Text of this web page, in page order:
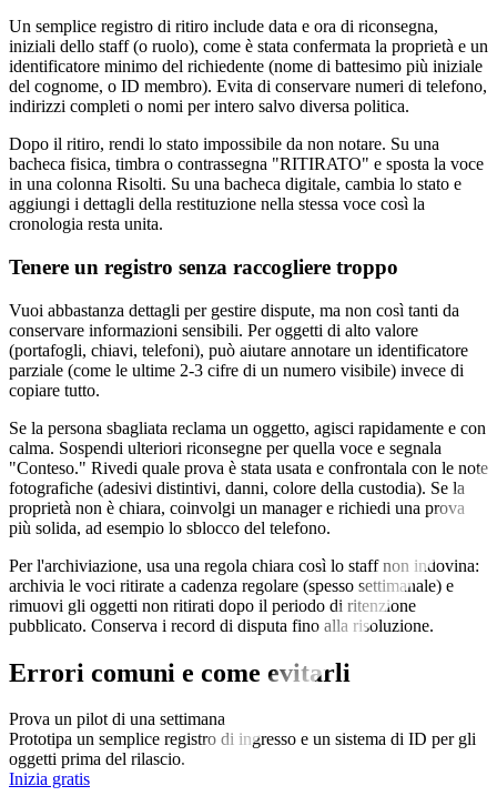
Un semplice registro di ritiro include data e ora di riconsegna,
iniziali dello staff (o ruolo), come è stata confermata la proprietà e un
identificatore minimo del richiedente (nome di battesimo più iniziale
del cognome, o ID membro). Evita di conservare numeri di telefono,
indirizzi completi o nomi per intero salvo diversa politica.
Dopo il ritiro, rendi lo stato impossibile da non notare. Su una
bacheca fisica, timbra o contrassegna "RITIRATO" e sposta la voce
in una colonna Risolti. Su una bacheca digitale, cambia lo stato e
aggiungi i dettagli della restituzione nella stessa voce così la
cronologia resta unita.
Tenere un registro senza raccogliere troppo
Vuoi abbastanza dettagli per gestire dispute, ma non così tanti da
conservare informazioni sensibili. Per oggetti di alto valore
(portafogli, chiavi, telefoni), può aiutare annotare un identificatore
parziale (come le ultime 2-3 cifre di un numero visibile) invece di
copiare tutto.
Se la persona sbagliata reclama un oggetto, agisci rapidamente e con
calma. Sospendi ulteriori riconsegne per quella voce e segnala
"Conteso." Rivedi quale prova è stata usata e confrontala con le note
fotografiche (adesivi distintivi, danni, colore della custodia). Se la
proprietà non è chiara, coinvolgi un manager e richiedi una prova
più solida, ad esempio lo sblocco del telefono.
Per l'archiviazione, usa una regola chiara così lo staff non indovina:
archivia le voci ritirate a cadenza regolare (spesso settimanale) e
rimuovi gli oggetti non ritirati dopo il periodo di ritenzione
pubblicato. Conserva i record di disputa fino alla risoluzione.
Errori comuni e come evitarli
Prova un pilot di una settimana
Prototipa un semplice registro di ingresso e un sistema di ID per gli
oggetti prima del rilascio.
Inizia gratis